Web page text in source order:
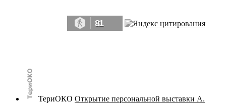
81
ТериОКО Открытие персональной выставки А.